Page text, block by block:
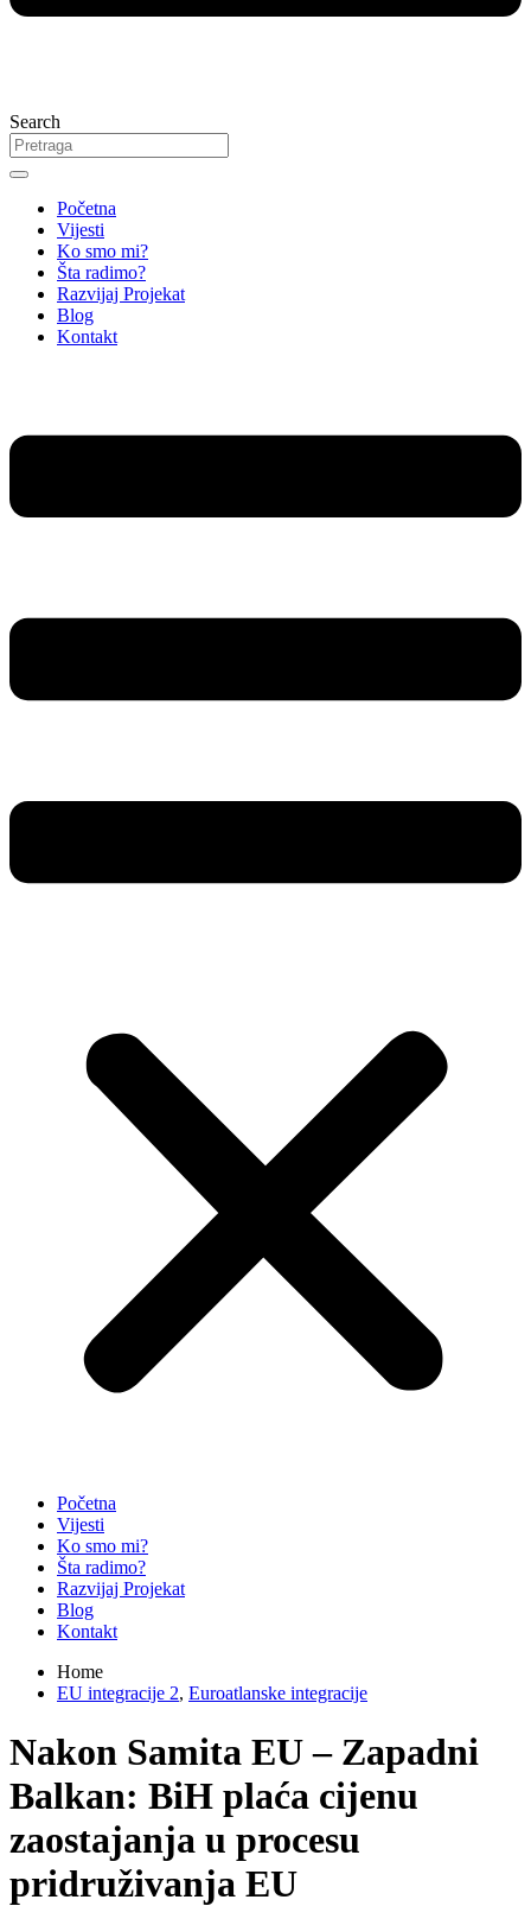
Search
Početna
Vijesti
Ko smo mi?
Šta radimo?
Razvijaj Projekat
Blog
Kontakt
Početna
Vijesti
Ko smo mi?
Šta radimo?
Razvijaj Projekat
Blog
Kontakt
Home
EU integracije 2, Euroatlanske integracije
Nakon Samita EU – Zapadni
Balkan: BiH plaća cijenu
zaostajanja u procesu
pridruživanja EU